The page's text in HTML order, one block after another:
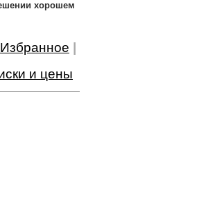
хорошем
Избранное
и цены